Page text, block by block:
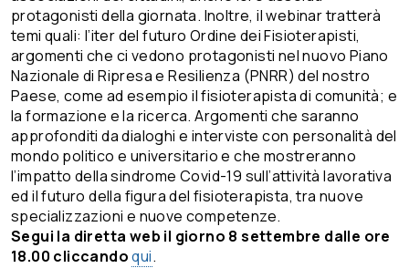
protagonisti della giornata. Inoltre, il webinar tratterà
temi quali: l’iter del futuro Ordine dei Fisioterapisti,
argomenti che ci vedono protagonisti nel nuovo Piano
Nazionale di Ripresa e Resilienza (PNRR) del nostro
Paese, come ad esempio il fisioterapista di comunità; e
la formazione e la ricerca. Argomenti che saranno
approfonditi da dialoghi e interviste con personalità del
mondo politico e universitario e che mostreranno
l’impatto della sindrome Covid-19 sull’attività lavorativa
ed il futuro della figura del fisioterapista, tra nuove
specializzazioni e nuove competenze.
Segui la diretta web il giorno 8 settembre dalle ore
18.00 cliccando qui.